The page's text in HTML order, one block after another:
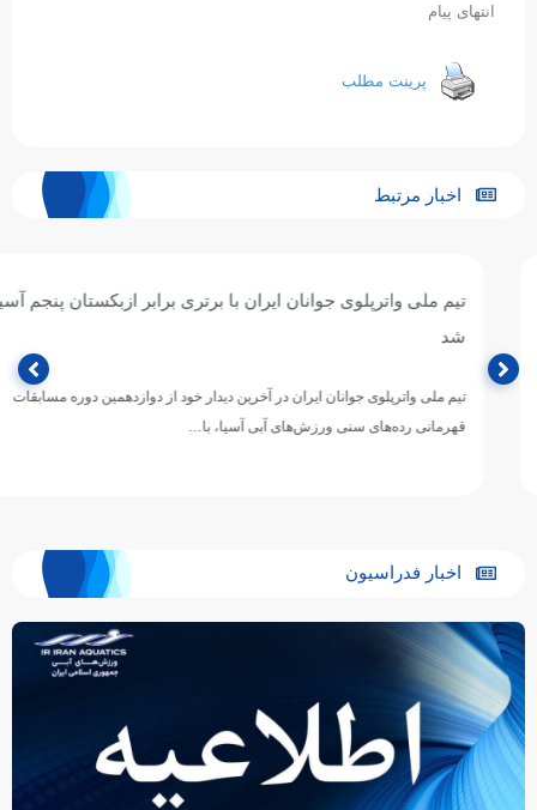
انتهای پیام
پرینت مطلب
اخبار مرتبط
تیم ملی واترپلوی جوانان ایران با برتری برابر ازبکستان پنجم آسیا
تیم ملی واترپلوی جوانان ایران در آخرین دیدار خود از دوازدهمین دوره مسابقات
قهرمانی رده‌های سنی ورزش‌های آبی آسیا، با…
اخبار فدراسیون